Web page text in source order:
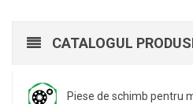
CATALOGUL
Piese de schimb pentru